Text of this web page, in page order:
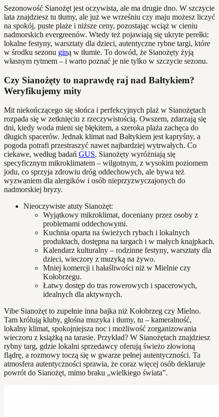
Sezonowość Sianożęt jest oczywista, ale ma drugie dno. W szczycie
lata znajdziesz tu tłumy, ale już we wrześniu czy maju możesz liczyć
na spokój, puste plaże i niższe ceny, pozostając wciąż w cieniu
nadmorskich evergreenów. Wtedy też pojawiają się ukryte perełki:
lokalne festyny, warsztaty dla dzieci, autentyczne rybne targi, które
w środku sezonu giną w tłumie. To dowód, że Sianożęty żyją
własnym rytmem – i warto poznać je nie tylko w szczycie sezonu.
Czy Sianożęty to naprawdę raj nad Bałtykiem?
Weryfikujemy mity
Mit niekończącego się słońca i perfekcyjnych plaż w Sianożętach
rozpada się w zetknięciu z rzeczywistością. Owszem, zdarzają się
dni, kiedy woda mieni się błękitem, a szeroka plaża zachęca do
długich spacerów. Jednak klimat nad Bałtykiem jest kapryśny, a
pogoda potrafi przestraszyć nawet najbardziej wytrwałych. Co
ciekawe, według badań GUS, Sianożęty wyróżniają się
specyficznym mikroklimatem – wilgotnym, z wysokim poziomem
jodu, co sprzyja zdrowiu dróg oddechowych, ale bywa też
wyzwaniem dla alergików i osób nieprzyzwyczajonych do
nadmorskiej bryzy.
Nieoczywiste atuty Sianożęt:
Wyjątkowy mikroklimat, doceniany przez osoby z
problemami oddechowymi.
Kuchnia oparta na świeżych rybach i lokalnych
produktach, dostępna na targach i w małych knajpkach.
Kalendarz kulturalny – rodzinne festyny, warsztaty dla
dzieci, wieczory z muzyką na żywo.
Mniej komercji i hałaśliwości niż w Mielnie czy
Kołobrzegu.
Łatwy dostęp do tras rowerowych i spacerowych,
idealnych dla aktywnych.
Vibe Sianożęt to zupełnie inna bajka niż Kołobrzeg czy Mielno.
Tam królują kluby, głośna muzyka i tłumy, tu – kameralność,
lokalny klimat, spokojniejsza noc i możliwość zorganizowania
wieczoru z książką na tarasie. Przykład? W Sianożętach znajdziesz
rybny targ, gdzie lokalni sprzedawcy oferują świeżo złowioną
flądrę, a rozmowy toczą się w gwarze pełnej autentyczności. Ta
atmosfera autentyczności sprawia, że coraz więcej osób deklaruje
powrót do Sianożęt, mimo braku „wielkiego świata”.